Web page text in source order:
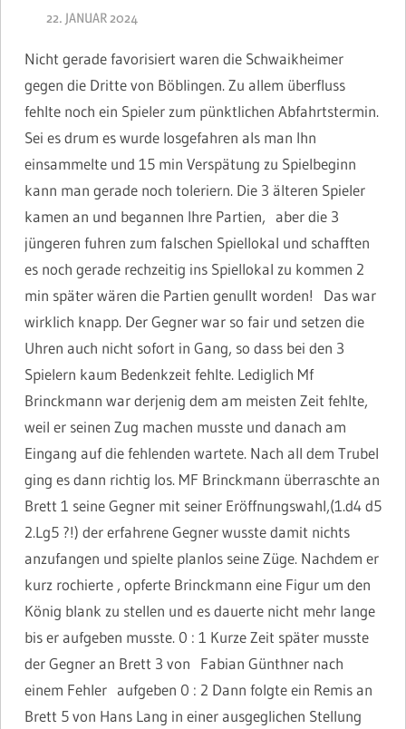
22. JANUAR 2024
Nicht gerade favorisiert waren die Schwaikheimer
gegen die Dritte von Böblingen. Zu allem überfluss
fehlte noch ein Spieler zum pünktlichen Abfahrtstermin.
Sei es drum es wurde losgefahren als man Ihn
einsammelte und 15 min Verspätung zu Spielbeginn
kann man gerade noch toleriern. Die 3 älteren Spieler
kamen an und begannen Ihre Partien, aber die 3
jüngeren fuhren zum falschen Spiellokal und schafften
es noch gerade rechzeitig ins Spiellokal zu kommen 2
min später wären die Partien genullt worden! Das war
wirklich knapp. Der Gegner war so fair und setzen die
Uhren auch nicht sofort in Gang, so dass bei den 3
Spielern kaum Bedenkzeit fehlte. Lediglich Mf
Brinckmann war derjenig dem am meisten Zeit fehlte,
weil er seinen Zug machen musste und danach am
Eingang auf die fehlenden wartete. Nach all dem Trubel
ging es dann richtig los. MF Brinckmann überraschte an
Brett 1 seine Gegner mit seiner Eröffnungswahl,(1.d4 d5
2.Lg5 ?!) der erfahrene Gegner wusste damit nichts
anzufangen und spielte planlos seine Züge. Nachdem er
kurz rochierte , opferte Brinckmann eine Figur um den
König blank zu stellen und es dauerte nicht mehr lange
bis er aufgeben musste. 0 : 1 Kurze Zeit später musste
der Gegner an Brett 3 von Fabian Günthner nach
einem Fehler aufgeben 0 : 2 Dann folgte ein Remis an
Brett 5 von Hans Lang in einer ausgeglichen Stellung